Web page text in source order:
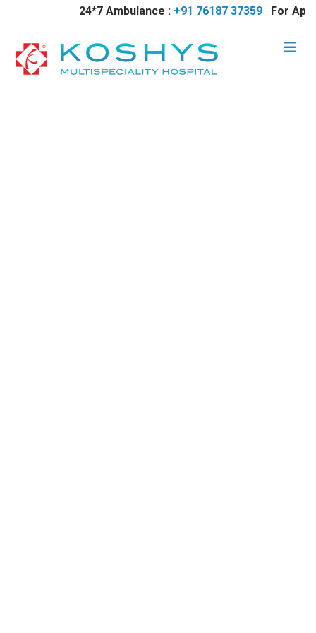
24*7 Ambulance : +91 76187 37359 For